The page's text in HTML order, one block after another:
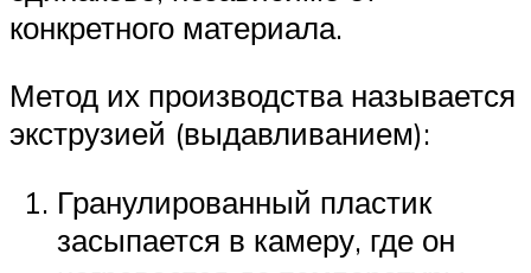
конкретного материала.
Метод их производства называется
экструзией (выдавливанием):
Гранулированный пластик
засыпается в камеру, где он